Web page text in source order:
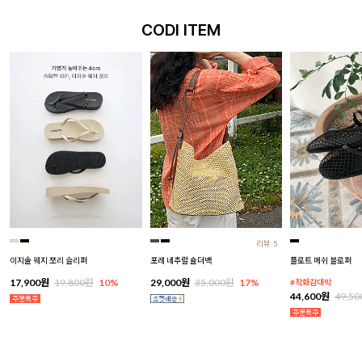
CODI ITEM
이지솔 웨지 쪼리 슬리퍼
17,900원 19,800원 10%
리뷰:5
포레 네추럴 숄더백
29,000원 35,000원 17%
플로트 메쉬 블로퍼
#착화감대박
44,600원